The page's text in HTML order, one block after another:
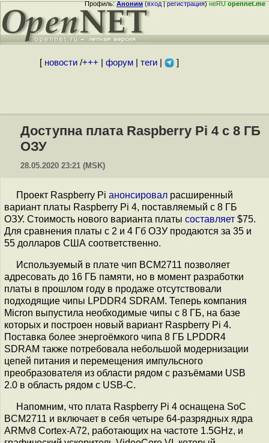
Профиль:Аноним(вход|регистрация)неRUopennet.me
[ новости/+++ форум| теги| ]
Доступна плата Raspberry Pi 4 с 8 ГБ
ОЗУ
28.05.2020 23:21 (MSK)
Проект Raspberry Pi анонсировал расширенный
вариант платы Raspberry Pi 4, поставляемый с 8 ГБ
ОЗУ. Стоимость нового варианта платы составляет $75.
Для сравнения платы с 2 и 4 Гб ОЗУ продаются за 35 и
55 долларов США соответственно.
Используемый в плате чип BCM2711 позволяет
адресовать до 16 ГБ памяти, но в момент разработки
платы в прошлом году в продаже отсутствовали
подходящие чипы LPDDR4 SDRAM. Теперь компания
Micron выпустила необходимые чипы c 8 ГБ, на базе
которых и построен новый вариант Raspberry Pi 4.
Поставка более энергоёмкого чипа 8 ГБ LPDDR4
SDRAM также потребовала небольшой модернизации
цепей питания и перемещения импульсного
преобразователя из области рядом с разъёмами USB
2.0 в область рядом с USB-C.
Напомним, что плата Raspberry Pi 4 оснащена SoC
BCM2711 и включает в себя четыре 64-разрядных ядра
ARMv8 Cortex-A72, работающих на частоте 1.5GHz, и